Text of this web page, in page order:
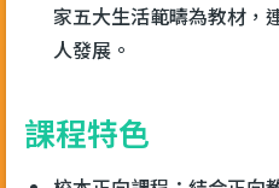
家五大生活範疇為教材，
人發展。
課程特色